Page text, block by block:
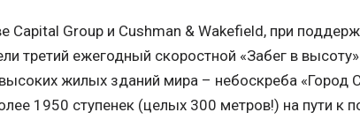
Capital Group и Cushman & Wakefield, при
третий ежегодный скоростной «Забег в
жилых зданий мира – небоскреба «Город
1950 ступенек (целых 300 метров!) на пути к